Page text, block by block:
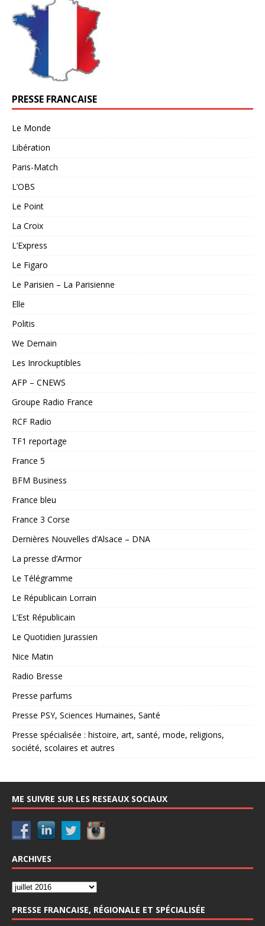
PRESSE FRANCAISE
Le Monde
Libération
Paris-Match
L’OBS
Le Point
La Croix
L’Express
Le Figaro
Le Parisien – La Parisienne
Elle
Politis
We Demain
Les Inrockuptibles
AFP – CNEWS
Groupe Radio France
RCF Radio
TF1 reportage
France 5
BFM Business
France bleu
France 3 Corse
Dernières Nouvelles d’Alsace – DNA
La presse d’Armor
Le Télégramme
Le Républicain Lorrain
L’Est Républicain
Le Quotidien Jurassien
Nice Matin
Radio Bresse
Presse parfums
Presse PSY, Sciences Humaines, Santé
Presse spécialisée : histoire, art, santé, mode, religions,
société, scolaires et autres
ME SUIVRE SUR LES RESEAUX SOCIAUX
ARCHIVES
PRESSE FRANCAISE, RÉGIONALE ET SPÉCIALISÉE